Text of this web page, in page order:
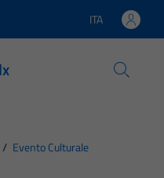
Lingua attiva:
ITA
/ Evento Culturale